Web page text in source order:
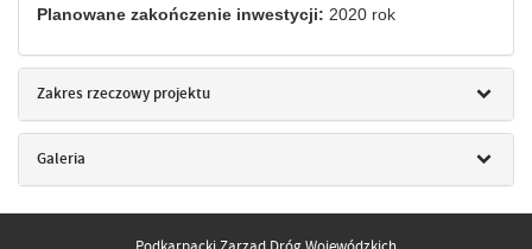
Planowane zakończenie inwestycji: 2020 rok
Zakres rzeczowy projektu
Galeria